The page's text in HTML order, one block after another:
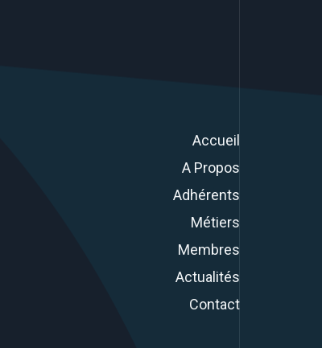
Accueil
A Propos
Adhérents
Métiers
Membres
Actualités
Contact